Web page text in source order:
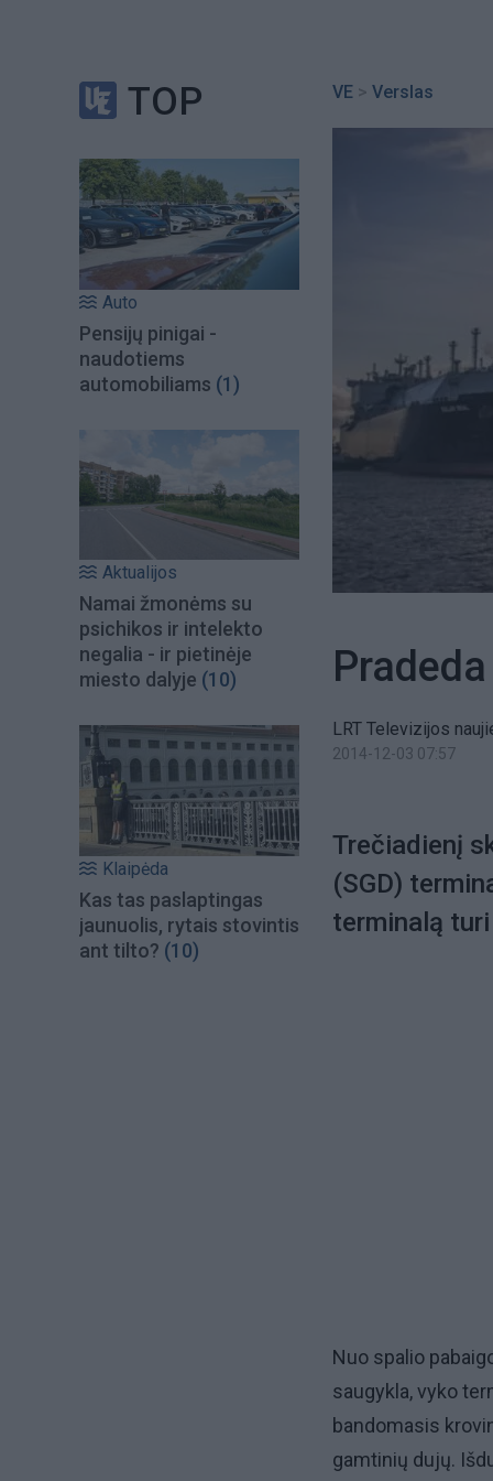
TOP
Auto
Pensijų pinigai -
naudotiems
automobiliams (1)
Aktualijos
Namai žmonėms su
psichikos ir intelekto
negalia - ir pietinėje
miesto dalyje (10)
Klaipėda
Kas tas paslaptingas
jaunuolis, rytais stovintis
ant tilto? (10)
VE > Verslas
LRT Televizijos
2014-12-03 07:57
Trečiadienį
(SGD)
terminalą
Nuo spalio
saugykla, vyko
bandomasis
gamtinių dujų.